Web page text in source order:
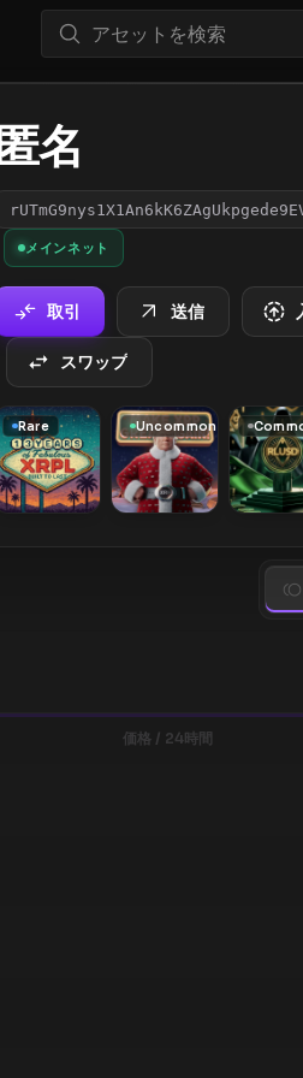
匿名
メインネット
取引 送信
スワップ
Rare Uncommon
価格 / 24時間